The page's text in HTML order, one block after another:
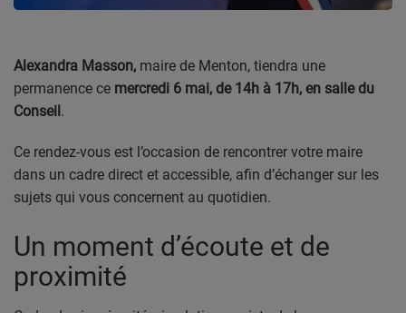
CÔTE D'AZUR
EVÉNEMENTS
HIGH-TECH
SANTÉ
Alexandra Masson, maire de Menton, tiendra une
permanence ce mercredi 6 mai, de 14h à 17h, en salle du
Conseil.
Ce rendez-vous est l’occasion de rencontrer votre maire
dans un cadre direct et accessible, afin d’échanger sur les
sujets qui vous concernent au quotidien.
Un moment d’écoute et de
proximité